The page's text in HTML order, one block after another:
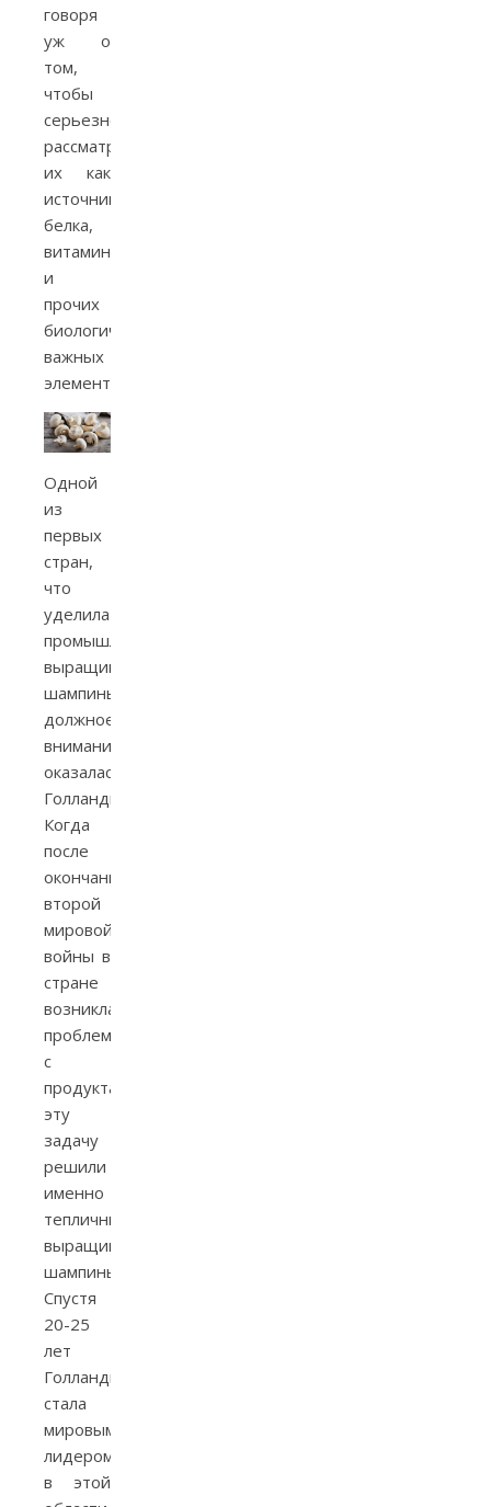
говоря
уж о
том,
чтобы
серьезно
рассматривать
их как
источник
белка,
витаминов
и
прочих
биологически
важных
элементов.
Одной
из
первых
стран,
что
уделила
промышленному
выращиванию
шампиньонов
должное
внимание,
оказалась
Голландия.
Когда
после
окончания
второй
мировой
войны в
стране
возникла
проблема
с
продуктами,
эту
задачу
решили
именно
тепличным
выращиванием
шампиньонов.
Спустя
20-25
лет
Голландия
стала
мировым
лидером
в этой